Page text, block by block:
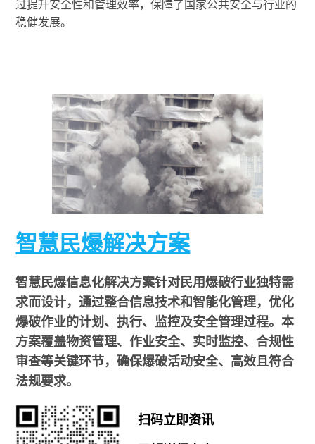
过提升安全性和管理效率，保障了国家公共安全与行业的
稳健发展。
智慧民爆解决方案
智慧民爆信息化解决方案针对民用爆破行业独特需
求而设计，通过整合信息技术和智能化管理，优化
爆破作业的计划、执行、监控及安全管理过程。本
方案覆盖物资管理、作业安全、实时监控、合规性
审查等关键环节，确保爆破活动安全、高效且符合
法规要求。
扫码立即资讯